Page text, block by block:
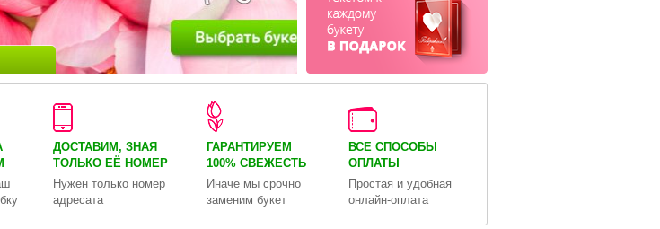
ДОСТАВИМ, ЗНАЯ
ТОЛЬКО ЕЁ НОМЕР
Нужен только номер
адресата
ГАРАНТИРУЕМ
100% СВЕЖЕСТЬ
Иначе мы срочно
заменим букет
ВСЕ СПОСОБЫ
ОПЛАТЫ
Простая и удобная
онлайн-оплата